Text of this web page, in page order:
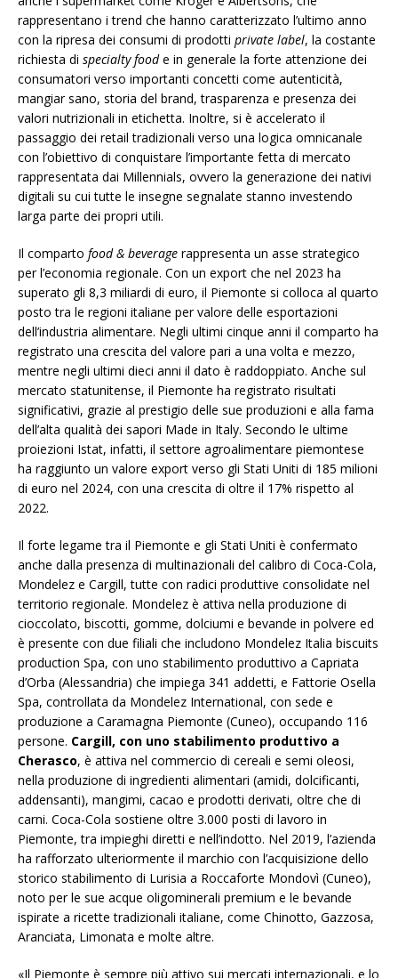
rappresentano i trend che hanno caratterizzato l’ultimo anno
con la ripresa dei consumi di prodotti private label, la costante
richiesta di specialty foode in generale la forte attenzione dei
consumatori verso importanti concetti come autenticità,
mangiar sano, storia del brand, trasparenza e presenza dei
valori nutrizionali in etichetta. Inoltre, si è accelerato il
passaggio dei retail tradizionali verso una logica omnicanale
con l’obiettivo di conquistare l’importante fetta di mercato
rappresentata dai Millennials, ovvero la generazione dei nativi
digitali su cui tutte le insegne segnalate stanno investendo
larga parte dei propri utili.
Il comparto food & beverage rappresenta un asse strategico
per l’economia regionale. Con un export che nel 2023 ha
superato gli 8,3 miliardi di euro, il Piemonte si colloca al quarto
posto tra le regioni italiane per valore delle esportazioni
dell’industria alimentare. Negli ultimi cinque anni il comparto ha
registrato una crescita del valore pari a una volta e mezzo,
mentre negli ultimi dieci anni il dato è raddoppiato. Anche sul
mercato statunitense, il Piemonte ha registrato risultati
significativi, grazie al prestigio delle sue produzioni e alla fama
dell’alta qualità dei sapori Made in Italy. Secondo le ultime
proiezioni Istat, infatti, il settore agroalimentare piemontese
ha raggiunto un valore export verso gli Stati Uniti di 185 milioni
di euro nel 2024, con una crescita di oltre il 17% rispetto al
2022.
Il forte legame tra il Piemonte e gli Stati Uniti è confermato
anche dalla presenza di multinazionali del calibro di Coca-Cola,
Mondelez e Cargill, tutte con radici produttive consolidate nel
territorio regionale. Mondelez è attiva nella produzione di
cioccolato, biscotti, gomme, dolciumi e bevande in polvere ed
è presente con due filiali che includono Mondelez Italia biscuits
production Spa, con uno stabilimento produttivo a Capriata
d’Orba (Alessandria) che impiega 341 addetti, e Fattorie Osella
Spa, controllata da Mondelez International, con sede e
produzione a Caramagna Piemonte (Cuneo), occupando 116
persone. Cargill, con uno stabilimento produttivo a
Cherasco, è attiva nel commercio di cereali e semi oleosi,
nella produzione di ingredienti alimentari (amidi, dolcificanti,
addensanti), mangimi, cacao e prodotti derivati, oltre che di
carni. Coca-Cola sostiene oltre 3.000 posti di lavoro in
Piemonte, tra impieghi diretti e nell’indotto. Nel 2019, l’azienda
ha rafforzato ulteriormente il marchio con l’acquisizione dello
storico stabilimento di Lurisia a Roccaforte Mondovì (Cuneo),
noto per le sue acque oligominerali premium e le bevande
ispirate a ricette tradizionali italiane, come Chinotto, Gazzosa,
Aranciata, Limonata e molte altre.
«Il Piemonte è sempre più attivo sui mercati internazionali, e lo